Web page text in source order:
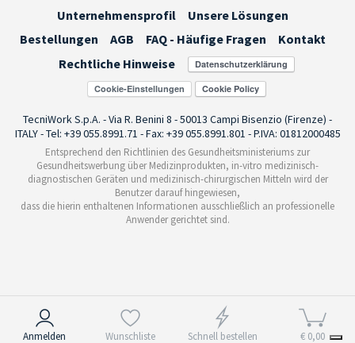
Anmelden Wunschliste Schnell bestellen € 0,00
Unternehmensprofil
Unsere Lösungen
Bestellungen
AGB FAQ - Häufige Fragen
Kontakt
Rechtliche Hinweise
Cookie-Einstellungen
TecniWork S.p.A. - Via R. Benini 8 - 50013 Campi Bisenzio (Firenze) -
ITALY - Tel: +39 055.8991.71 - Fax: +39 055.8991.801 - P.IVA: 01812000485
Entsprechend den Richtlinien des Gesundheitsministeriums zur
Gesundheitswerbung über Medizinprodukten, in-vitro medizinisch-
diagnostischen Geräten und medizinisch-chirurgischen Mitteln wird der
Benutzer darauf hingewiesen,
dass die hierin enthaltenen Informationen ausschließlich an professionelle
Anwender gerichtet sind.
Hinweis bei Erhebung